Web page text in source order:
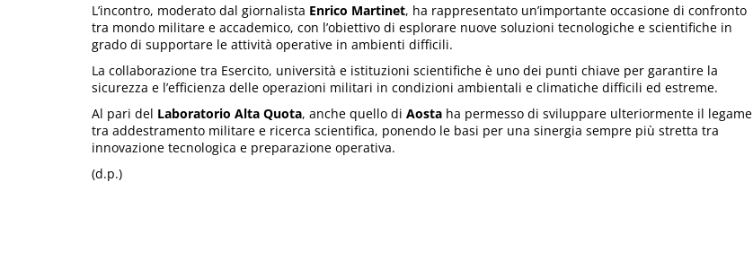
L’incontro, moderato dal giornalista Enrico Martinet, ha rappresentato un’importante occasione di confronto
tra mondo militare e accademico, con l’obiettivo di esplorare nuove soluzioni tecnologiche e scientifiche in
grado di supportare le attività operative in ambienti difficili.
La collaborazione tra Esercito, università e istituzioni scientifiche è uno dei punti chiave per garantire la
sicurezza e l’efficienza delle operazioni militari in condizioni ambientali e climatiche difficili ed estreme.
Al pari del Laboratorio Alta Quota, anche quello di Aosta ha permesso di sviluppare ulteriormente il legame
tra addestramento militare e ricerca scientifica, ponendo le basi per una sinergia sempre più stretta tra
innovazione tecnologica e preparazione operativa.
(d.p.)